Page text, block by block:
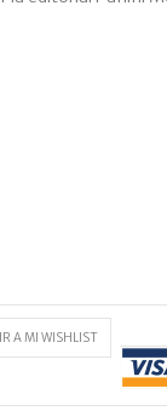
A MI WISHLIST